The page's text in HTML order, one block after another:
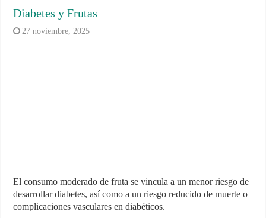
Diabetes y Frutas
27 noviembre, 2025
El consumo moderado de fruta se vincula a un menor riesgo de
desarrollar diabetes, así como a un riesgo reducido de muerte o
complicaciones vasculares en diabéticos.